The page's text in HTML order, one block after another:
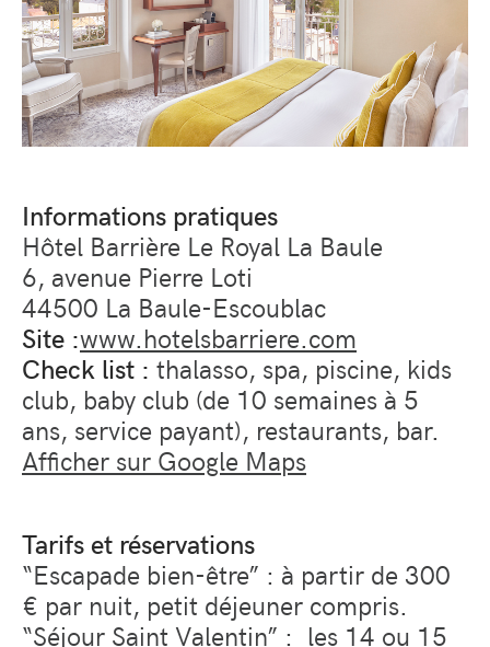
Informations pratiques
Hôtel Barrière Le Royal La Baule
6, avenue Pierre Loti
44500 La Baule-Escoublac
Site :www.hotelsbarriere.com
Check list : thalasso, spa, piscine, kids
club, baby club (de 10 semaines à 5
ans, service payant), restaurants, bar.
Afficher sur Google Maps
Tarifs et réservations
“Escapade bien-être” : à partir de 300
€ par nuit, petit déjeuner compris.
“Séjour Saint Valentin” : les 14 ou 15